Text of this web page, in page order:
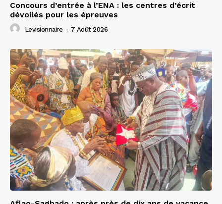
Concours d’entrée à l’ENA : les centres d’écrit
dévoilés pour les épreuves
Levisionnaire - 7 Août 2026